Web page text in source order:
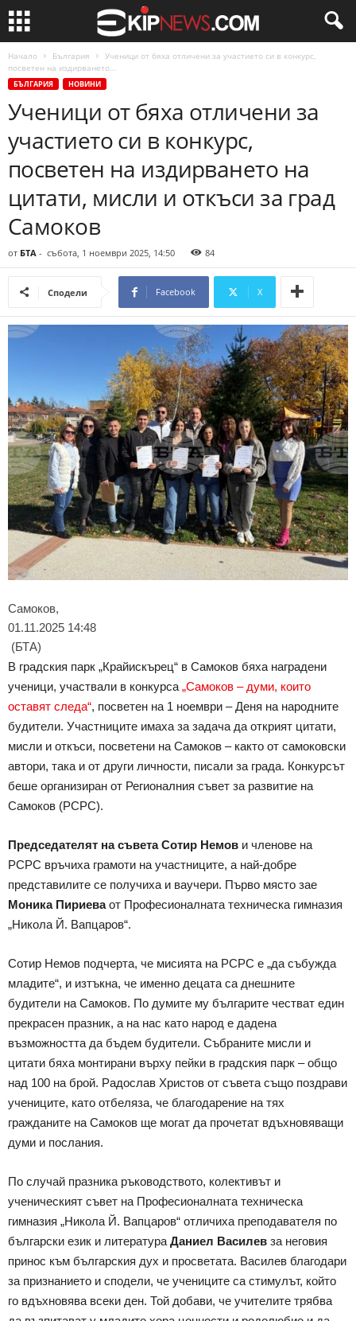
Начало България
Ученици от бяха отличени за участието си в конкурс,
посветен на издирването...
БЪЛГАРИЯ НОВИНИ
Ученици от бяха отличени за
участието си в конкурс,
посветен на издирването на
цитати, мисли и откъси за град
Самоков
от БТА - събота, 1 ноември 2025, 14:50 84
Сподели Facebook X
Самоков,
01.11.2025 14:48
(БТА)
В градския парк „Крайискърец“ в Самоков бяха наградени
ученици, участвали в конкурса „Самоков – думи, които
оставят следа“, посветен на 1 ноември – Деня на народните
будители. Участниците имаха за задача да открият цитати,
мисли и откъси, посветени на Самоков – както от самоковски
автори, така и от други личности, писали за града. Конкурсът
беше организиран от Регионалния съвет за развитие на
Самоков (РСРС).
Председателят на съвета Сотир Немов и членове на
РСРС връчиха грамоти на участниците, а най-добре
представилите се получиха и ваучери. Първо място зае
Моника Пириеваот Професионалната техническа гимназия
„Никола Й. Вапцаров“.
Сотир Немов подчерта, че мисията на РСРС е „да събужда
младите“, и изтъкна, че именно децата са днешните
будители на Самоков. По думите му българите честват един
прекрасен празник, а на нас като народ е дадена
възможността да бъдем будители. Събраните мисли и
цитати бяха монтирани върху пейки в градския парк – общо
над 100 на брой. Радослав Христов от съвета също поздрави
учениците, като отбеляза, че благодарение на тях
гражданите на Самоков ще могат да прочетат вдъхновяващи
думи и послания.
По случай празника ръководството, колективът и
ученическият съвет на Професионалната техническа
гимназия „Никола Й. Вапцаров“ отличиха преподавателя по
български език и литература Даниел Василев за неговия
принос към българския дух и просветата. Василев благодари
за признанието и сподели, че учениците са стимулът, който
го вдъхновява всеки ден. Той добави, че учителите трябва